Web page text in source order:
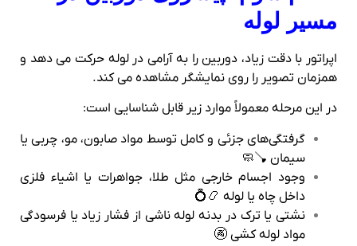
مسیر لوله
اپراتور با دقت زیاد، دوربین را به‌ آرامی در لوله حرکت می‌ دهد و
همزمان تصویر را روی نمایشگر مشاهده می‌ کند.
در این مرحله معمولاً موارد زیر قابل شناسایی است:
گرفتگی‌های جزئی و کامل توسط مواد صابون، مو، چربی یا
سیمان 🪠🧼
وجود اجسام خارجی مثل طلا، جواهرات یا اشیاء فلزی
داخل چاه یا لوله 📿💍
نشتی یا ترک در بدنه لوله ناشی از فشار زیاد یا فرسودگی
مواد لوله‌ کشی 🚱